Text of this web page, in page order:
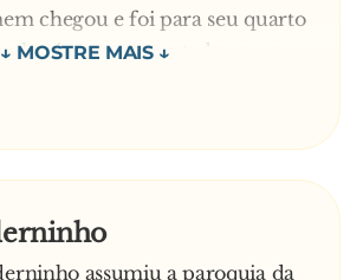
o irc curou sua timidez. ...
saver". ...
álbum de família, mas tem
disquete vários "logs"
chegou e foi para seu quarto
havia um computador com
então decidiu enviar um e-
mas errou uma letra sem se
a outro endereço...
por uma viúva que
e-mails desmaiou
assumiu a paroquia da